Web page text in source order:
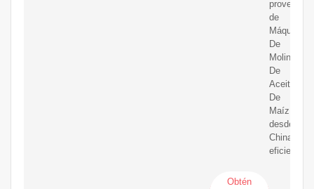
de
Máquina
De
Molino
De
Aceite
De
Maíz
desde
China
Obtén